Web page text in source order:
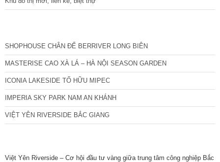
SHOPHOUSE CHÂN ĐẾ BERRIVER LONG BIÊN
MASTERISE CAO XÀ LÁ – HÀ NỘI SEASON GARDEN
ICONIA LAKESIDE TỐ HỮU MIPEC
IMPERIA SKY PARK NAM AN KHÁNH
VIỆT YÊN RIVERSIDE BẮC GIANG
Việt Yên Riverside – Cơ hội đầu tư vàng giữa trung tâm công nghiệp Bắc